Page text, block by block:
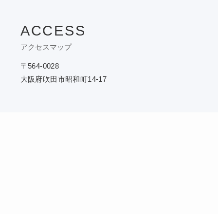
ACCESS
アクセスマップ
〒564-0028
大阪府吹田市昭和町14-17